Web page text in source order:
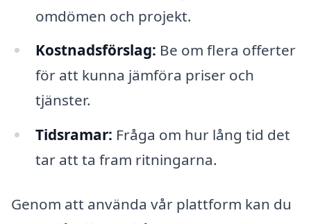
omdömen och projekt.
Kostnadsförslag: Be om flera offerter
för att kunna jämföra priser och
tjänster.
Tidsramar: Fråga om hur lång tid det
tar att ta fram ritningarna.
Genom att använda vår plattform kan du